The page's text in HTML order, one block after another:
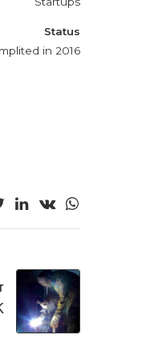
Status
in 2016